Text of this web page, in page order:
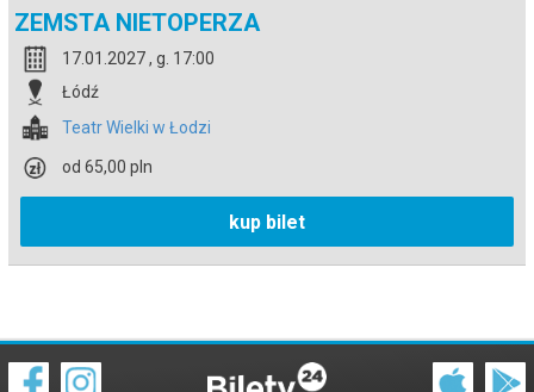
ZEMSTA NIETOPERZA
17.01.2027 , g. 17:00
Łódź
Teatr Wielki w Łodzi
od 65,00 pln
kup bilet